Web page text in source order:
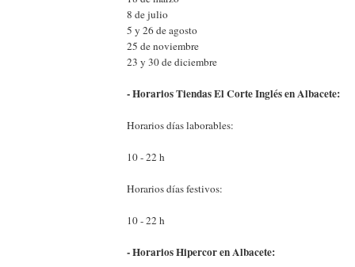
8 de julio
5 y 26 de agosto
25 de noviembre
23 y 30 de diciembre
- Horarios Tiendas El Corte Inglés en Albacete:
Horarios días laborables:
10 - 22 h
Horarios días festivos:
10 - 22 h
- Horarios Hipercor en Albacete: